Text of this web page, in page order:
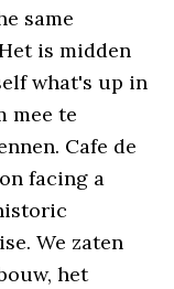
same
is midden
what's up in
mee te
Cafe de
facing a
We zaten
het